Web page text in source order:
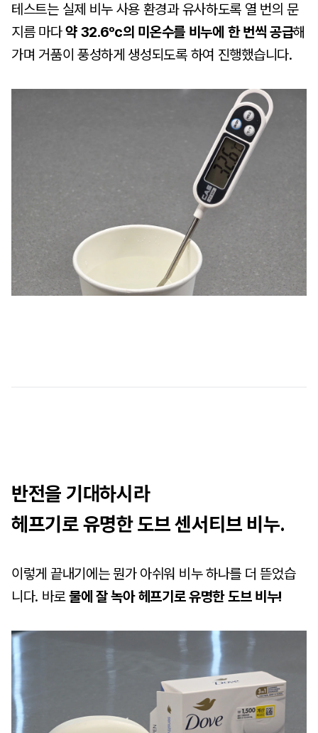
테스트는 실제 비누 사용 환경과 유사하도록 열 번의 문
지름 마다약32.6ºc의 미온수를 비누에 한 번씩 공급해
가며 거품이 풍성하게 생성되도록 하여 진행했습니다.
반전을 기대하시라
헤프기로 유명한 도브 센서티브 비누.
이렇게 끝내기에는 뭔가 아쉬워 비누 하나를 더 뜯었습
니다. 바로물에 잘 녹아 헤프기로 유명한 도브 비누!